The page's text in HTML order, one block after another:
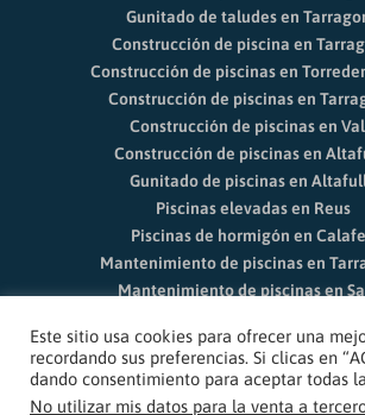
Gunitado de taludes en
Construcción de piscina en
Construcción de piscinas en
Construcción de piscinas en
Construcción de piscinas en
Construcción de piscinas en
Gunitado de piscinas en
Piscinas elevadas en Reus
Piscinas de hormigón en
Mantenimiento de piscinas en
Mantenimiento de piscinas en
Mantenimiento de piscinas en
Este sitio usa cookies para ofrecer una
recordando sus preferencias. Si clicas en
dando consentimiento para aceptar todas
No utilizar mis datos para la venta a